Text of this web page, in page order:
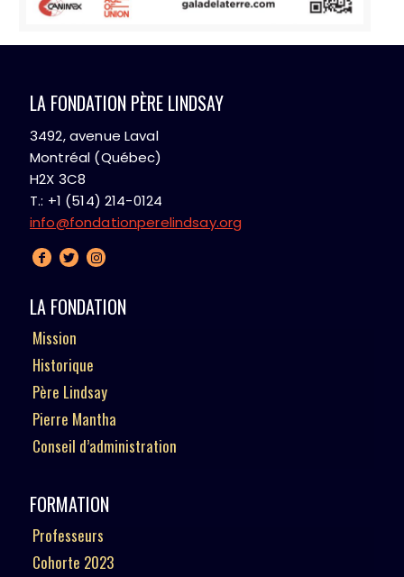
LA FONDATION PÈRE LINDSAY
3492, avenue Laval
Montréal (Québec)
H2X 3C8
T.: +1 (514) 214-0124
info@fondationperelindsay.org
LA FONDATION
Mission
Historique
Père Lindsay
Pierre Mantha
Conseil d’administration
FORMATION
Professeurs
Cohorte 2023